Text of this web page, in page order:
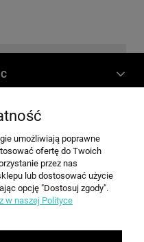
umożliwiają poprawne
ofertę do Twoich
przez nas
lub dostosować użycie
opcję "Dostosuj zgody".
w naszej Polityce